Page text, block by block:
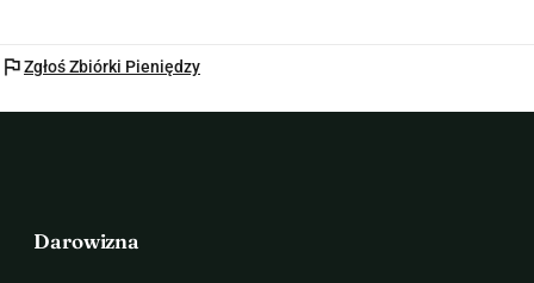
flagZgłoś Zbiórki Pieniędzy
Darowizna